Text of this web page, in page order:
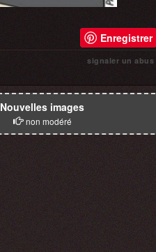
Enregistrer
signaler un abus
Nouvelles images
non modéré